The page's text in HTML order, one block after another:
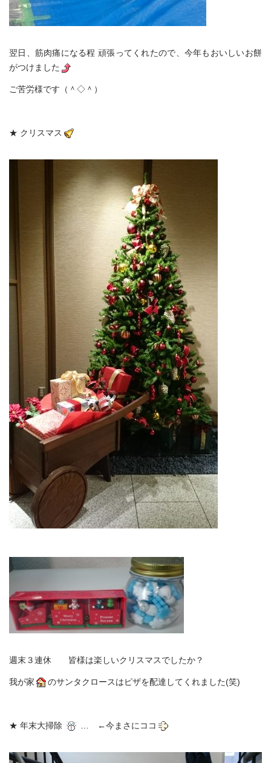
翌日、筋肉痛になる程 頑張ってくれたので、今年もおいしいお餅
がつけました
ご苦労様です（＾◇＾）
★ クリスマス
週末３連休 皆様は楽しいクリスマスでしたか？
我が家 のサンタクロースはピザを配達してくれました(笑)
★ 年末大掃除 … ←今まさにココ